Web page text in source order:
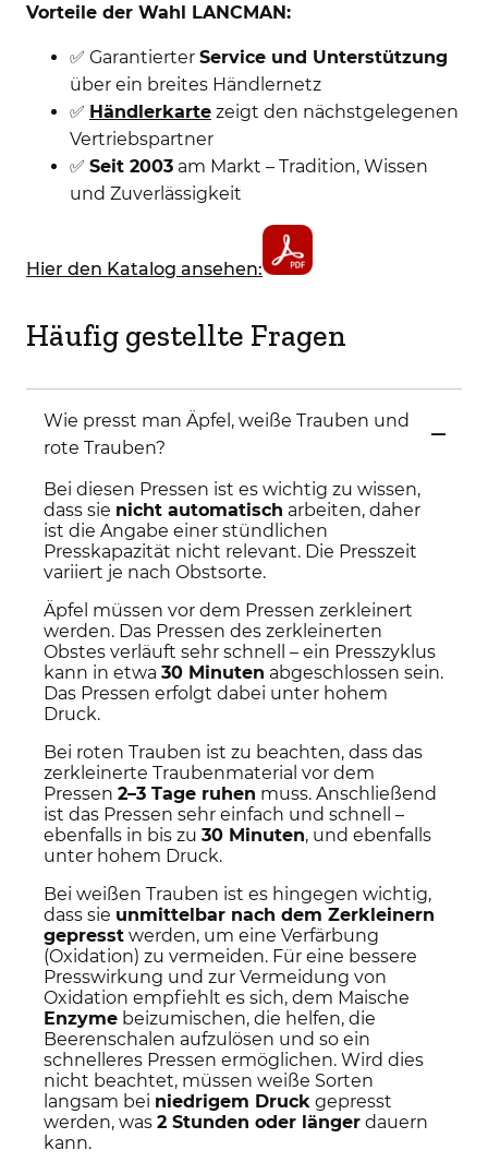
Vorteile der Wahl LANCMAN:
✅ Garantierter Service und Unterstützung
über ein breites Händlernetz
✅ Händlerkartezeigt den nächstgelegenen
Vertriebspartner
✅ Seit 2003am Markt – Tradition, Wissen
und Zuverlässigkeit
Hier den Katalog ansehen:
Häufig gestellte Fragen
Wie presst man Äpfel, weiße Trauben und
rote Trauben?
Bei diesen Pressen ist es wichtig zu wissen,
dass sie nicht automatisch arbeiten, daher
ist die Angabe einer stündlichen
Presskapazität nicht relevant. Die Presszeit
variiert je nach Obstsorte.
Äpfel müssen vor dem Pressen zerkleinert
werden. Das Pressen des zerkleinerten
Obstes verläuft sehr schnell – ein Presszyklus
kann in etwa 30 Minuten abgeschlossen sein.
Das Pressen erfolgt dabei unter hohem
Druck.
Bei roten Trauben ist zu beachten, dass das
zerkleinerte Traubenmaterial vor dem
Pressen 2–3 Tage ruhen muss. Anschließend
ist das Pressen sehr einfach und schnell –
ebenfalls in bis zu 30 Minuten, und ebenfalls
unter hohem Druck.
Bei weißen Trauben ist es hingegen wichtig,
dass sie unmittelbar nach dem Zerkleinern
gepresstwerden, um eine Verfärbung
(Oxidation) zu vermeiden. Für eine bessere
Presswirkung und zur Vermeidung von
Oxidation empfiehlt es sich, dem Maische
Enzymebeizumischen, die helfen, die
Beerenschalen aufzulösen und so ein
schnelleres Pressen ermöglichen. Wird dies
nicht beachtet, müssen weiße Sorten
langsam bei niedrigem Druckgepresst
werden, was 2 Stunden oder längerdauern
kann.